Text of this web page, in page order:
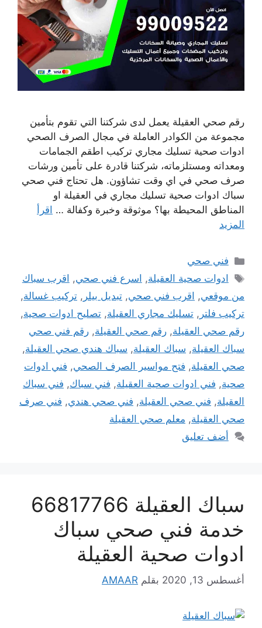
رقم صحي العقيلة يعمل لدى شركتنا التي تقوم بتأمين
مجموعة من الكوادر العاملة في مجال الصرف الصحي
ادوات صحية تسليك مجاري تركيب اطقم الجمامات
ومعداته ومستلزماته، شركتنا قادرة على تأمين ورشات
صرف صحي في اي وقت تشاؤون. هل تحتاج فني صحي
سباك ادوات صحية تسليك مجاري في العقيلة او
المناطق المحيطة بها؟ موثوقة وخبرة وكفالة … اقرأ
المزيد
التصنيفات
فني صحي
الوسوم
ادوات صحية العقيلة, اسرع فني صحي, اقرب سباك
من موقعي, اقرب فني صحي, تبديل بيلر , تركيب غسالة,
تركيب فلتر , تسليك مجاري العقيلة, تصليح ادوات صحية,
رقم صحي العقيلة, رقم صحي العقيلة, رقم فني صحي
سباك العقيلة, سباك العقيلة, سباك هندي صحي العقيلة,
صحي العقيلة, فتح مواسير الصرف الصحي, فني ادوات
صحية, فني ادوات صحية العقيلة, فني سباك, فني سباك
العقيلة, فني صحي العقيلة, فني صحي هندي, فني صرف
صحي العقيلة, معلم صحي العقيلة
أضف تعليق
سباك العقيلة 66817766
خدمة فني صحي سباك
ادوات صحية العقيلة
أغسطس 13, 2020 بقلم AMAAR